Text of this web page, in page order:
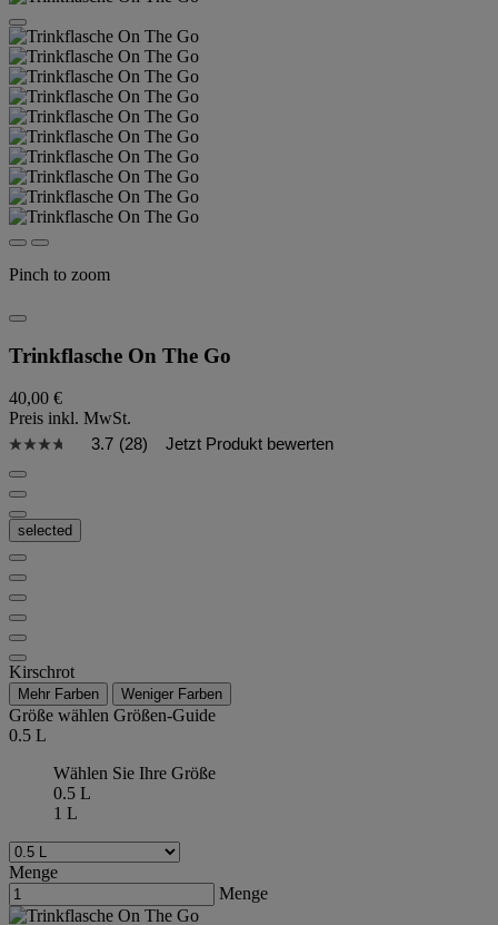
Pinch to zoom
Trinkflasche On The Go
40,00 €
Preis inkl. MwSt.
3.7 (28) Jetzt Produkt bewerten
selected
Kirschrot
Mehr Farben Weniger Farben
Größe wählen Größen-Guide
0.5 L
Wählen Sie Ihre Größe
0.5 L
1 L
Menge
Menge